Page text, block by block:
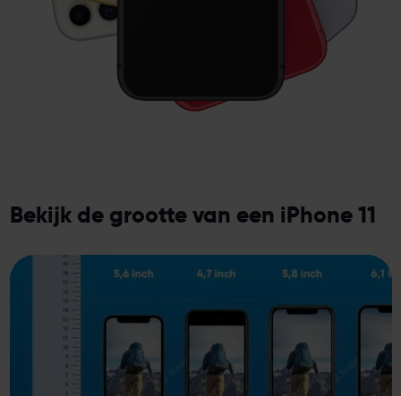
Bekijk de grootte van een iPhone 11